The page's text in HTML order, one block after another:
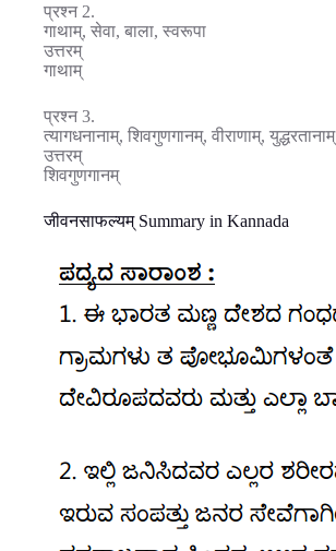
प्रश्न 2.
गाथाम्, सेवा, बाला, स्वरूपा
उत्तरम्
गाथाम्
प्रश्न 3.
त्यागधनानाम्, शिवगुणगानम्, वीराणाम्, युद्धरतानाम्
उत्तरम्
शिवगुणगानम्
जीवनसाफल्यम् Summary in Kannada